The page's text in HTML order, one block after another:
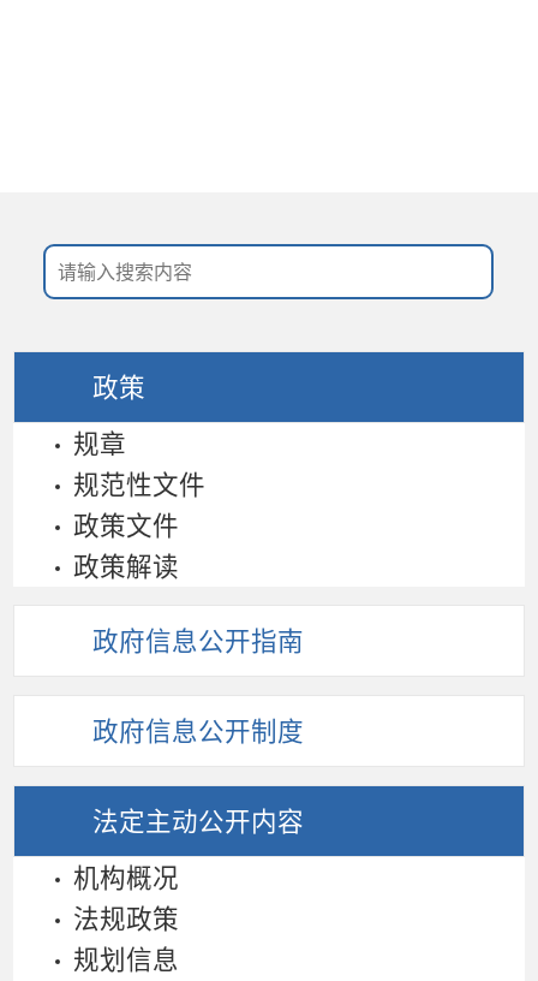
政策
规章
规范性文件
政策文件
政策解读
政府信息公开指南
政府信息公开制度
法定主动公开内容
机构概况
法规政策
规划信息